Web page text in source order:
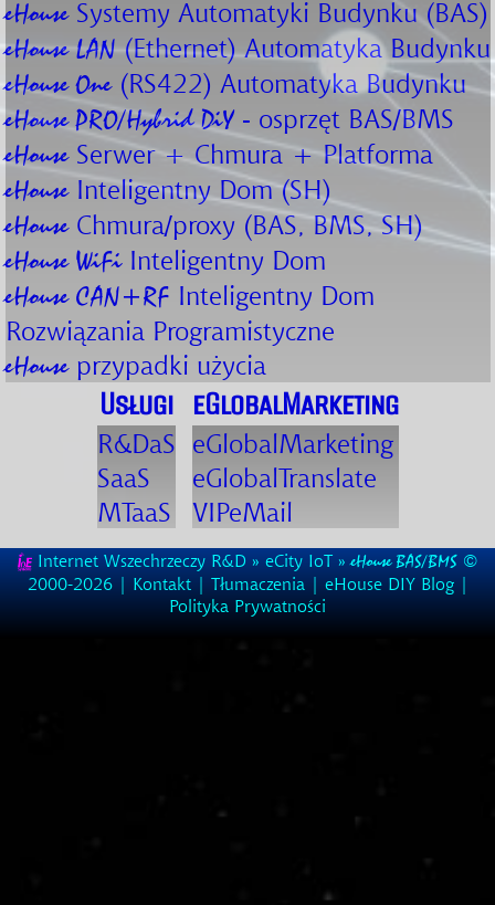
eHouseSystemy Automatyki Budynku (BAS)
eHouse LAN(Ethernet) Automatyka Budynku
eHouse One(RS422) Automatyka Budynku
eHouse PRO/Hybrid DiY- osprzęt BAS/BMS
eHouseSerwer + Chmura + Platforma
eHouseInteligentny Dom (SH)
eHouseChmura/proxy (BAS, BMS, SH)
eHouse WiFiInteligentny Dom
eHouse CAN+RF Inteligentny Dom
Rozwiązania Programistyczne
eHouseprzypadki użycia
Usługi
R&DaS
SaaS
MTaaS
eGlobalMarketing
eGlobalMarketing
eGlobalTranslate
VIPeMail
Internet Wszechrzeczy R&D »eCity IoT»eHouse BAS/BMS ©
2000-2026 | Kontakt| Tłumaczenia | eHouse DIY Blog|
Polityka Prywatności